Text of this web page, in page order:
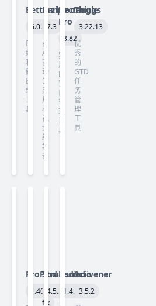
Betterzip
6.0.4
压
缩
和
解
压
缩
工
具
Darkroom
7.3
由
AI
驱
动
的
照
片
和
视
频
编
辑
器
Rectangle
Pro
3.82
实
用
的
窗
口
管
理
工
具
Things
3.22.13
优
秀
的
GTD
任
务
管
理
工
具
ProFind
1.40
Structured
4.5.3
fix
Radiccio
1.4.2
Scrivener
3.5.2